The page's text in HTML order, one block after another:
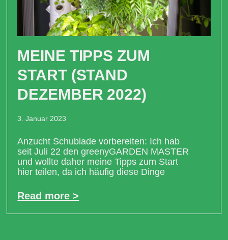
MEINE TIPPS ZUM
START (STAND
DEZEMBER 2022)
3. Januar 2023
Anzucht Schublade vorbereiten: Ich hab
seit Juli 22 den greenyGARDEN MASTER
und wollte daher meine Tipps zum Start
hier teilen, da ich häufig diese Dinge
Read more >